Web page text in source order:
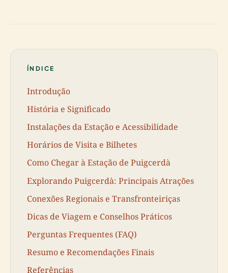
ÍNDICE
Introdução
História e Significado
Instalações da Estação e Acessibilidade
Horários de Visita e Bilhetes
Como Chegar à Estação de Puigcerdà
Explorando Puigcerdà: Principais Atrações
Conexões Regionais e Transfronteiriças
Dicas de Viagem e Conselhos Práticos
Perguntas Frequentes (FAQ)
Resumo e Recomendações Finais
Referências